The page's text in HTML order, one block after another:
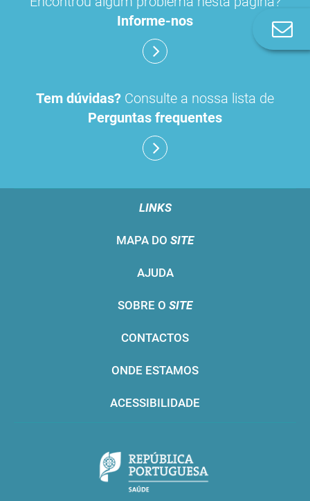
Informe-nos
Tem dúvidas? Consulte a nossa lista de
Perguntas frequentes
LINKS
MAPA DO SITE
AJUDA
SOBRE O SITE
CONTACTOS
ONDE ESTAMOS
ACESSIBILIDADE